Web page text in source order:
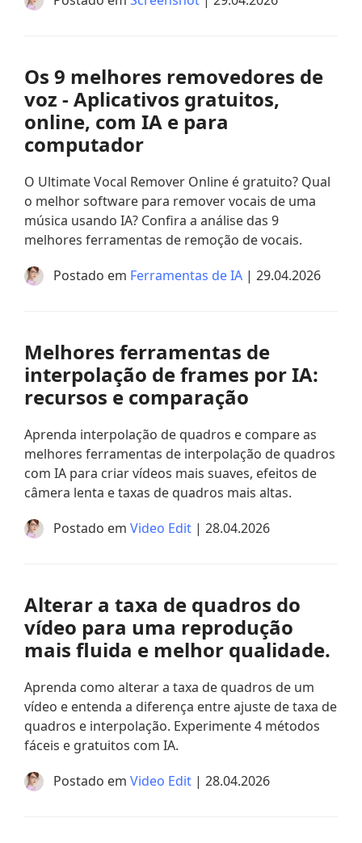
Os 9 melhores removedores de
voz - Aplicativos gratuitos,
online, com IA e para
computador
O Ultimate Vocal Remover Online é gratuito? Qual
o melhor software para remover vocais de uma
música usando IA? Confira a análise das 9
melhores ferramentas de remoção de vocais.
Postado em Ferramentas de IA | 29.04.2026
Melhores ferramentas de
interpolação de frames por IA:
recursos e comparação
Aprenda interpolação de quadros e compare as
melhores ferramentas de interpolação de quadros
com IA para criar vídeos mais suaves, efeitos de
câmera lenta e taxas de quadros mais altas.
Postado em Video Edit | 28.04.2026
Alterar a taxa de quadros do
vídeo para uma reprodução
mais fluida e melhor qualidade.
Aprenda como alterar a taxa de quadros de um
vídeo e entenda a diferença entre ajuste de taxa de
quadros e interpolação. Experimente 4 métodos
fáceis e gratuitos com IA.
Postado em Video Edit | 28.04.2026